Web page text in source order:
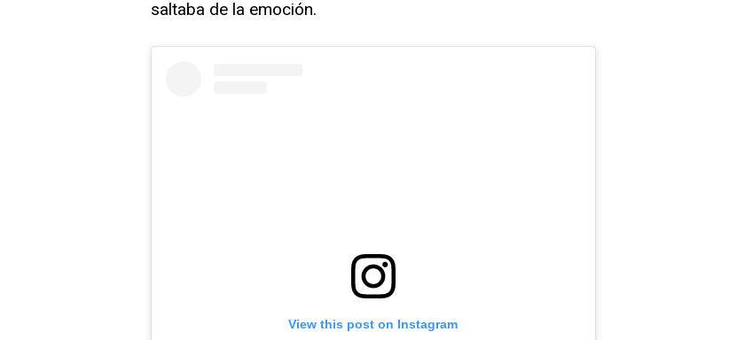
saltaba de la emoción.
View this post on Instagram